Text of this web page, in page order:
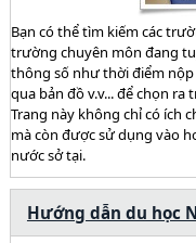
Bạn có thể tìm kiếm các
trường chuyên môn đang
thông số như thời điểm
qua bản đồ v.v... để chọn
Trang này không chỉ có ích
mà còn được sử dụng vào
nước sở tại.
Hướng dẫn du học